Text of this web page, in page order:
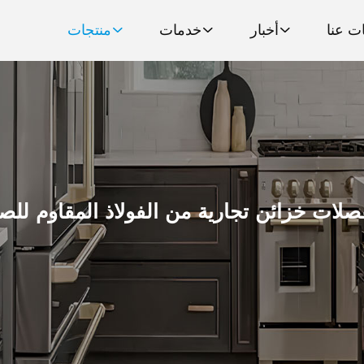
منتجات خدمات أخبار عنا
خزائن تجارية من الفولاذ المقاوم